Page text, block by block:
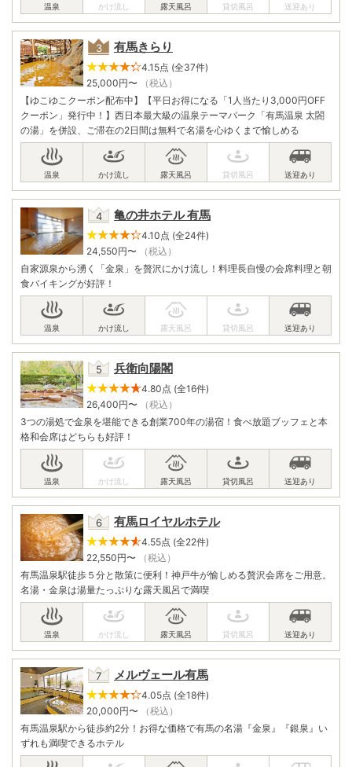
有馬きらり
4.15点 (全37件)
25,000円〜
（税込）
【ゆこゆこクーポン配布中】【平日お得になる「1人当たり3,000円OFF
クーポン」発行中！】西日本最大級の温泉テーマパーク「有馬温泉 太閤
の湯」を併設、ご滞在の2日間は無料で名湯を心ゆくまで愉しめる
亀の井ホテル 有馬
4.10点 (全24件)
24,550円〜
（税込）
自家源泉から湧く「金泉」を贅沢にかけ流し！料理長自慢の会席料理と朝
食バイキングが好評！
兵衛向陽閣
4.80点 (全16件)
26,400円〜
（税込）
3つの湯処で金泉を堪能できる創業700年の湯宿！食べ放題ブッフェと本
格和会席はどちらも好評！
有馬ロイヤルホテル
4.55点 (全22件)
22,550円〜
（税込）
有馬温泉駅徒歩５分と散策に便利！神戸牛が愉しめる贅沢会席をご用意。
名湯・金泉は湯量たっぷりな露天風呂で満喫
メルヴェール有馬
4.05点 (全18件)
20,000円〜
（税込）
有馬温泉駅から徒歩約2分！お得な価格で有馬の名湯『金泉』『銀泉』い
ずれも満喫できるホテル